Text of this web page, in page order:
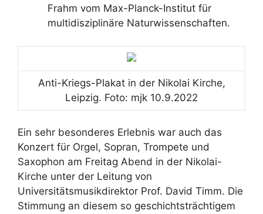
Frahm vom Max-Planck-Institut für
multidisziplinäre Naturwissenschaften.
Anti-Kriegs-Plakat in der Nikolai Kirche,
Leipzig. Foto: mjk 10.9.2022
Ein sehr besonderes Erlebnis war auch das
Konzert für Orgel, Sopran, Trompete und
Saxophon am Freitag Abend in der Nikolai-
Kirche unter der Leitung von
Universitätsmusikdirektor Prof. David Timm. Die
Stimmung an diesem so geschichtsträchtigem